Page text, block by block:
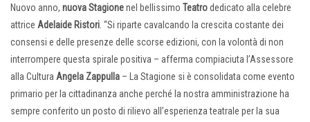
Nuovo anno, nuova Stagionenel bellissimo Teatrodedicato alla celebre
attrice Adelaide Ristori . “Si riparte cavalcando la crescita costante dei
consensi e delle presenze delle scorse edizioni, con la volontà di non
interrompere questa spirale positiva – afferma compiaciuta l’Assessore
alla Cultura Angela Zappulla – La Stagione si è consolidata come evento
primario per la cittadinanza anche perché la nostra amministrazione ha
sempre conferito un posto di rilievo all’esperienza teatrale per la sua